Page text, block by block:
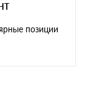
позиции